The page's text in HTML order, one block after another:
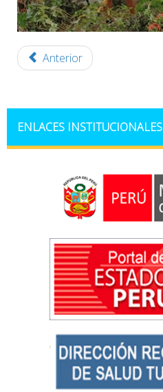
Anterior
ENLACES INSTITUCIONALES